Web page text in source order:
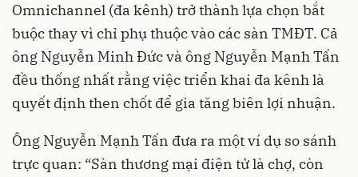
Omnichannel (đa kênh) trở thành lựa chọn bắt
buộc thay vì chỉ phụ thuộc vào các sàn TMĐT. Cả
ông Nguyễn Minh Đức và ông Nguyễn Mạnh Tấn
đều thống nhất rằng việc triển khai đa kênh là
quyết định then chốt để gia tăng biên lợi nhuận.
Ông Nguyễn Mạnh Tấn đưa ra một ví dụ so sánh
trực quan: “Sàn thương mại điện tử là chợ, còn